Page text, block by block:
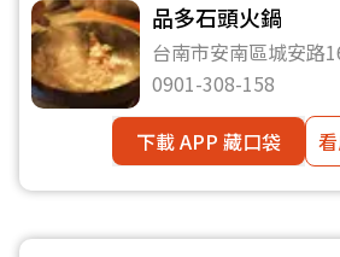
品多石頭火鍋
台南市安南區城安路
市）
0901-308-158
下載 APP 藏口袋